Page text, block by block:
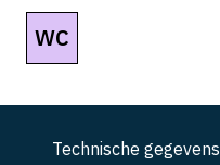
WC
Technische gegevens